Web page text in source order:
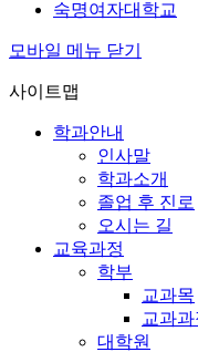
숙명여자대학교
모바일 메뉴 닫기
사이트맵
학과안내
인사말
학과소개
졸업 후 진로
오시는 길
교육과정
학부
교과목
교과과
대학원